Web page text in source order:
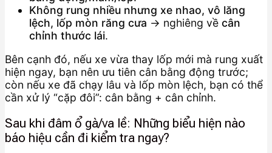
Không rung nhiều nhưng xe nhao, vô lăng
lệch, lốp mòn răng cưa → nghiêng về cân
chỉnh thước lái.
Bên cạnh đó, nếu xe vừa thay lốp mới mà rung xuất
hiện ngay, bạn nên ưu tiên cân bằng động trước;
còn nếu xe đã chạy lâu và lốp mòn lệch, bạn có thể
cần xử lý “cặp đôi”: cân bằng + cân chỉnh.
Sau khi đâm ổ gà/va lề: Những biểu hiện nào
báo hiệu cần đi kiểm tra ngay?